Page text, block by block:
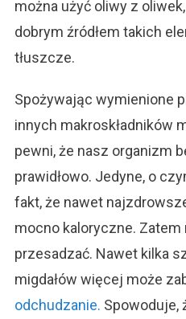
można użyć oliwy z
dobrym źródłem takich
tłuszcze.
Spożywając wymienione
innych makroskładników
pewni, że nasz organizm
prawidłowo. Jedyne, o
fakt, że nawet
mocno kaloryczne. Zatem
przesadzać. Nawet kilka
migdałów więcej może
odchudzanie. Spowoduje,